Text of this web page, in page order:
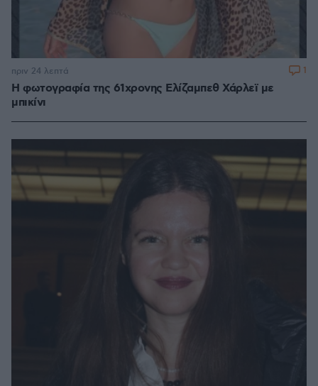
Η φωτογραφία της 61χρονης Ελίζαμπεθ Χάρλεϊ με
μπικίνι
πριν 24 λεπτά 1